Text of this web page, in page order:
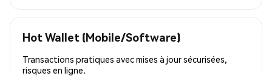
Hot Wallet (Mobile/Software)
Transactions pratiques avec mises à jour sécurisées,
risques en ligne.